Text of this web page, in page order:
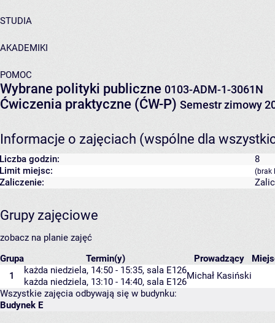
STUDIA
AKADEMIKI
POMOC
Wybrane polityki publiczne 0103-ADM-1-3061N
Ćwiczenia praktyczne (ĆW-P) Semestr zimowy
Informacje o zajęciach (wspólne dla
Liczba godzin:
8
Limit miejsc:
(brak
Zaliczenie:
Grupy zajęciowe
zobacz na planie zajęć
Grupa
Termin(y) Prowadzący
1
każda niedziela, 14:50 - 15:35, sala E126
każda niedziela, 13:10 - 14:40, sala E126
Michał Kasiński
Wszystkie zajęcia odbywają się w budynku:
Budynek E